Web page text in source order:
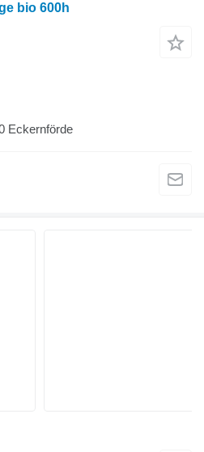
bio 600h
Eckernförde